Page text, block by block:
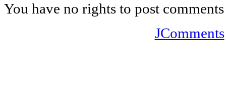
You have no rights to post comments
JComments